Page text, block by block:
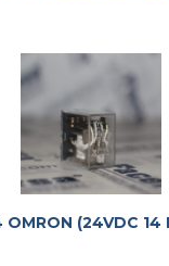
OMRON (24VDC 14